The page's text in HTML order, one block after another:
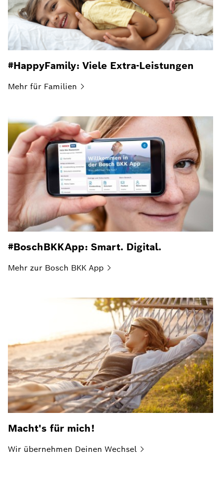
#HappyFamily: Viele Extra-Leistungen
Mehr für Familien
#BoschBKKApp: Smart. Digital.
Mehr zur Bosch BKK App
Macht's für mich!
Wir übernehmen Deinen Wechsel